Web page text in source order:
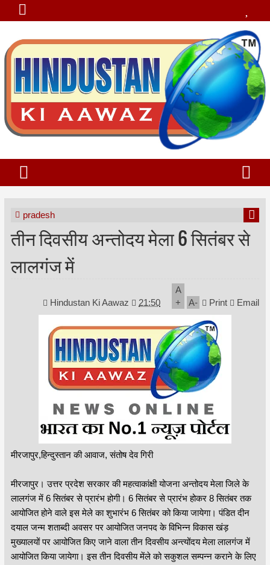
pradesh
तीन दिवसीय अन्तोदय मेला 6 सितंबर से
लालगंज में
Hindustan Ki Aawaz 21:50
A
+
A- Print Email
मीरजापुर,हिन्दुस्तान की आवाज, संतोष देव गिरी
मीरजापुर। उत्तर प्रदेश सरकार की महत्वाकांक्षी योजना अन्तोदय मेला जिले के
लालगंज में 6 सितंबर से प्रारंभ होगी। 6 सितंबर से प्रारंभ होकर 8 सितंबर तक
आयोजित होने वाले इस मेले का शुभारंभ 6 सितंबर को किया जायेगा। पंडित दीन
दयाल जन्म शताब्दी अवसर पर आयोजित जनपद के विभिन्न विकास खंड़
मुख्यालयों पर आयोजित किए जाने वाला तीन दिवसीय अन्त्योंदय मेला लालगंज में
आयोजित किया जायेगा। इस तीन दिवसीय मेंले को सकुशल सम्पन्न कराने के लिए